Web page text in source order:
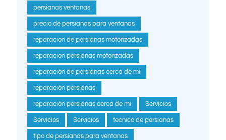
persianas ventanas
precio de persianas para ventanas
reparacion de persianas motorizadas
reparacion persianas motorizadas
reparación de persianas cerca de mi
reparación persianas
reparación persianas cerca de mi Servicios
Servicios Servicios tecnico de persianas
tipo de persianas para ventanas